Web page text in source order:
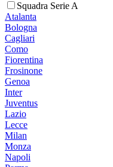
Squadra Serie A
Atalanta
Bologna
Cagliari
Como
Fiorentina
Frosinone
Genoa
Inter
Juventus
Lazio
Lecce
Milan
Monza
Napoli